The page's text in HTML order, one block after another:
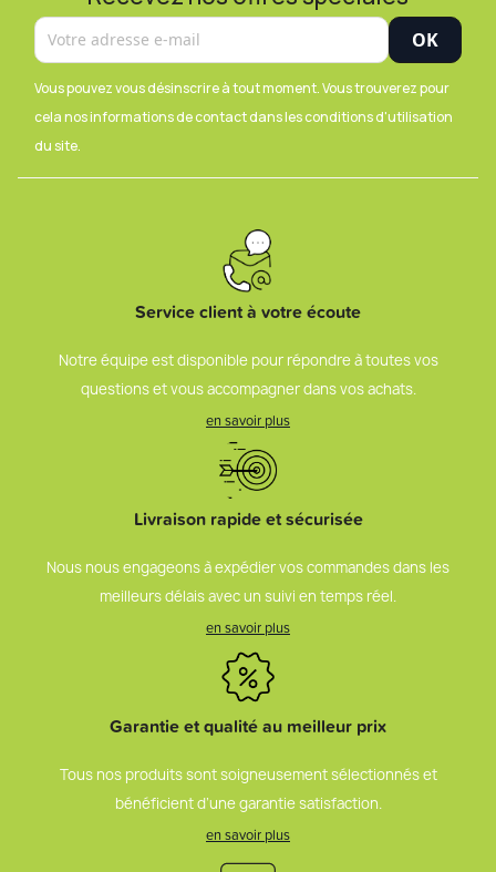
Vous pouvez vous désinscrire à tout moment. Vous trouverez pour
cela nos informations de contact dans les conditions d'utilisation
du site.
Service client à votre écoute
Notre équipe est disponible pour répondre à toutes vos
questions et vous accompagner dans vos achats.
en savoir plus
Livraison rapide et sécurisée
Nous nous engageons à expédier vos commandes dans les
meilleurs délais avec un suivi en temps réel.
en savoir plus
Garantie et qualité au meilleur prix
Tous nos produits sont soigneusement sélectionnés et
bénéficient d’une garantie satisfaction.
en savoir plus